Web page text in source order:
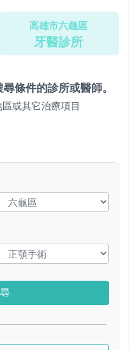
高雄市六龜區
牙醫診所
條件的診所或醫師。
或其它治療項目